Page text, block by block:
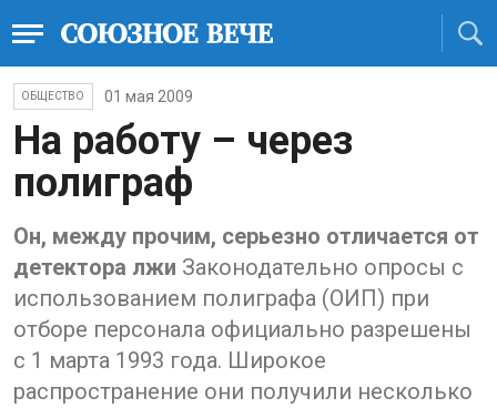
ОБЩЕСТВО 01 мая 2009
На работу – через
полиграф
Он, между прочим, серьезно отличается от
детектора лжи Законодательно опросы с
использованием полиграфа (ОИП) при
отборе персонала официально разрешены
с 1 марта 1993 года. Широкое
распространение они получили несколько